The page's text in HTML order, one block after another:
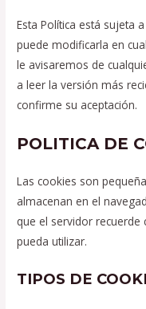
Esta Política está sujeta
puede modificarla en
le avisaremos de
a leer la versión más
confirme su aceptación.
POLITICA DE
Las cookies son
almacenan en el
que el servidor
pueda utilizar.
TIPOS DE